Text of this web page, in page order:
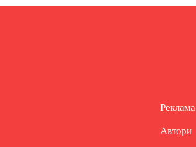
Реклама
Автори